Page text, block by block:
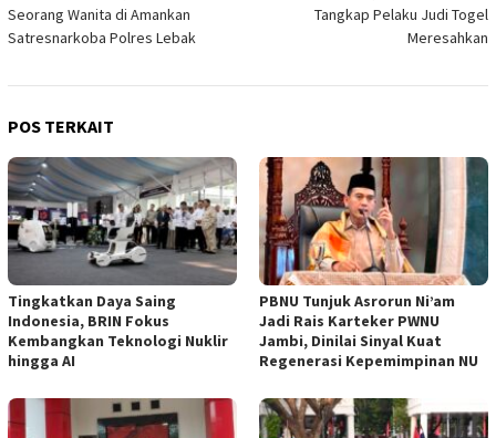
Seorang Wanita di Amankan
Satresnarkoba Polres Lebak
Tangkap Pelaku Judi Togel
Meresahkan
POS TERKAIT
Tingkatkan Daya Saing
Indonesia, BRIN Fokus
Kembangkan Teknologi Nuklir
hingga AI
PBNU Tunjuk Asrorun Ni’am
Jadi Rais Karteker PWNU
Jambi, Dinilai Sinyal Kuat
Regenerasi Kepemimpinan NU